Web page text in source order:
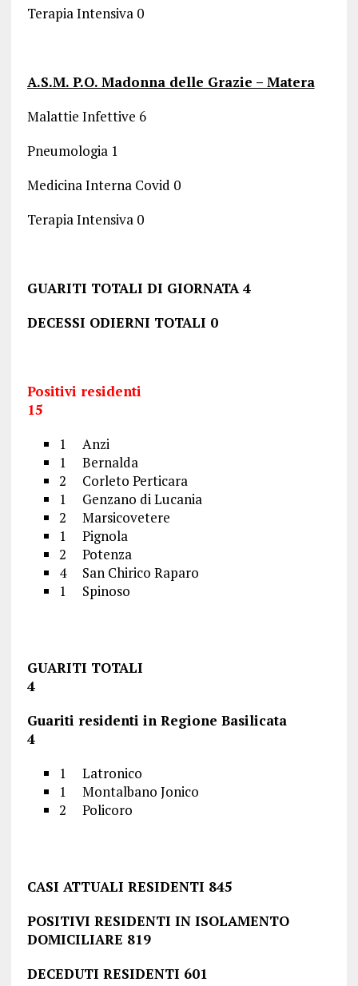
Terapia Intensiva 0
A.S.M. P.O. Madonna delle Grazie – Matera
Malattie Infettive 6
Pneumologia 1
Medicina Interna Covid 0
Terapia Intensiva 0
GUARITI TOTALI DI GIORNATA 4
DECESSI ODIERNI TOTALI 0
Positivi residenti
15
1 Anzi
1 Bernalda
2 Corleto Perticara
1 Genzano di Lucania
2 Marsicovetere
1 Pignola
2 Potenza
4 San Chirico Raparo
1 Spinoso
GUARITI TOTALI
4
Guariti residenti in Regione Basilicata
4
1 Latronico
1 Montalbano Jonico
2 Policoro
CASI ATTUALI RESIDENTI 845
POSITIVI RESIDENTI IN ISOLAMENTO
DOMICILIARE 819
DECEDUTI RESIDENTI 601